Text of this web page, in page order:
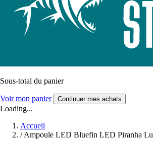
Sous-total du panier
Voir mon panier Continuer mes achats
Loading...
Accueil
/ Ampoule LED Bluefin LED Piranha